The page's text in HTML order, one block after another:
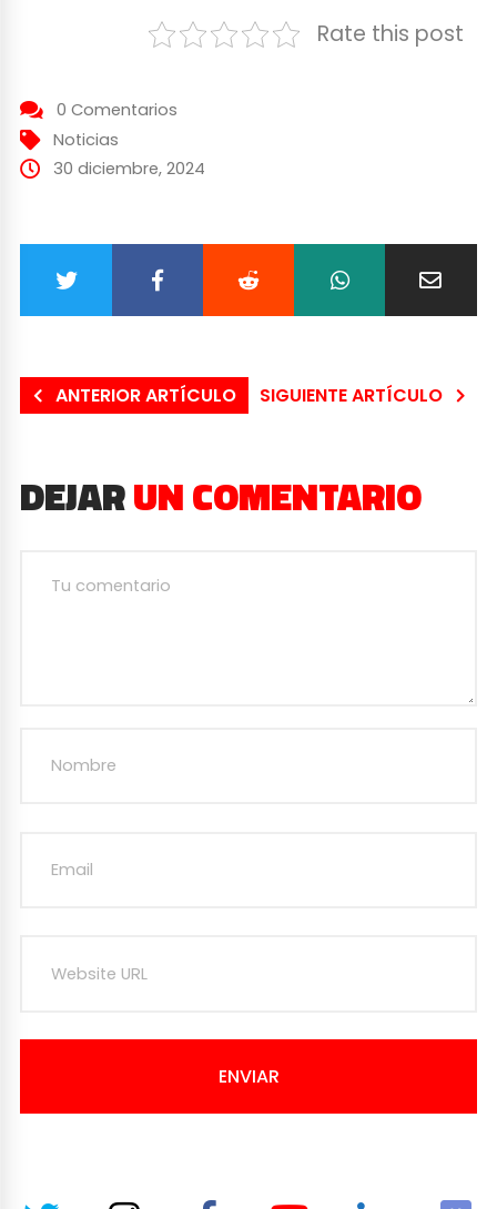
Rate this post
0 Comentarios
Noticias
30 diciembre, 2024
ANTERIOR ARTÍCULO SIGUIENTE ARTÍCULO
DEJARUN COMENTARIO
ENVIAR